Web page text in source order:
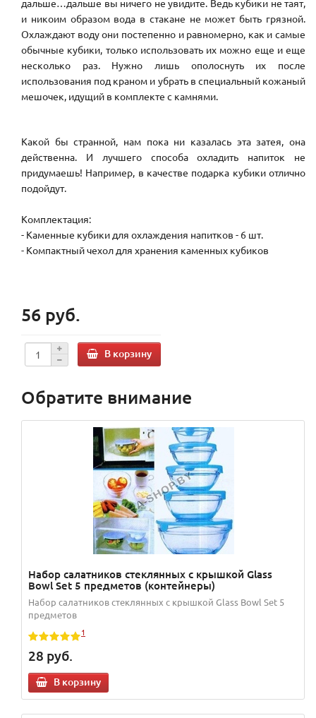
дальше…дальше вы ничего не увидите. Ведь кубики не таят,
и никоим образом вода в стакане не может быть грязной.
Охлаждают воду они постепенно и равномерно, как и самые
обычные кубики, только использовать их можно еще и еще
несколько раз. Нужно лишь ополоснуть их после
использования под краном и убрать в специальный кожаный
мешочек, идущий в комплекте с камнями.
Какой бы странной, нам пока ни казалась эта затея, она
действенна. И лучшего способа охладить напиток не
придумаешь! Например, в качестве подарка кубики отлично
подойдут.
Комплектация:
- Каменные кубики для охлаждения напитков - 6 шт.
- Компактный чехол для хранения каменных кубиков
56 руб.
В корзину
Обратите внимание
Набор салатников стеклянных с крышкой Glass
Bowl Set 5 предметов (контейнеры)
Набор салатников стеклянных с крышкой Glass Bowl Set 5
предметов
1
28 руб.
В корзину